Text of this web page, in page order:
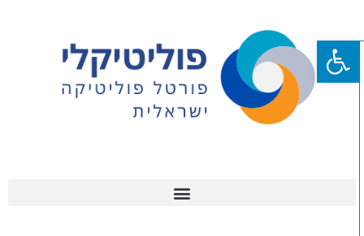
פתח סרגל נגישות